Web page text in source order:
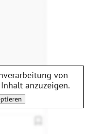
von
anzuzeigen.